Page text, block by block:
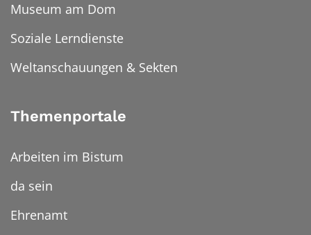
Museum am Dom
Soziale Lerndienste
Weltanschauungen & Sekten
Themenportale
Arbeiten im Bistum
da sein
Ehrenamt